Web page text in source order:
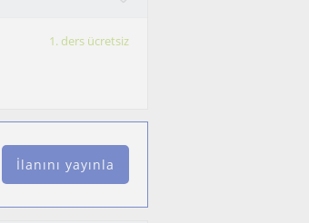
1. ders ücretsiz
İlanını yayınla